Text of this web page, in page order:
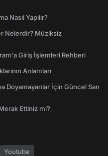
Nasıl Yapılır?
Nelerdir? Müziksiz
Giriş İşlemleri Rehberi
Anlamları
Doyamayanlar İçin Güncel San
Ettiniz mi?
Youtube